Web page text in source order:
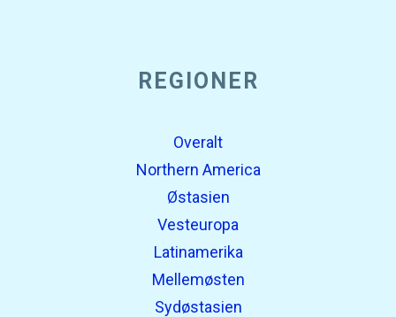
REGIONER
Overalt
Northern America
Østasien
Vesteuropa
Latinamerika
Mellemøsten
Sydøstasien